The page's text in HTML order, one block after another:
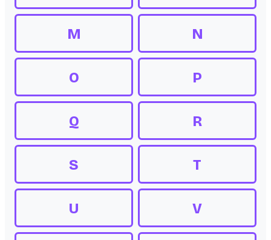
M N
O P
Q R
S T
U V